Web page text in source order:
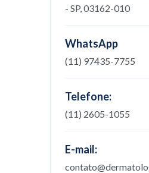
- SP, 03162-010
WhatsApp
(11) 97435-7755
Telefone:
(11) 2605-1055
E-mail: